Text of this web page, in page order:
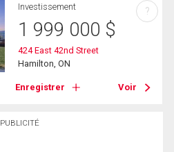
PUBLICITÉ
Investissement
1 999 000 $
424 East 42nd Street
Hamilton, ON
Enregistrer Voir
?